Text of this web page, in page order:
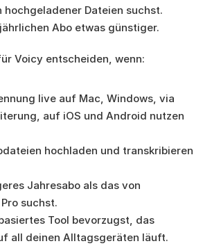
hochgeladener Dateien suchst.
Abo etwas günstiger.
Voicy entscheiden, wenn:
live auf Mac, Windows, via
auf iOS und Android nutzen
hochladen und transkribieren
Jahresabo als das von
suchst.
Tool bevorzugst, das
all deinen Alltagsgeräten läuft.